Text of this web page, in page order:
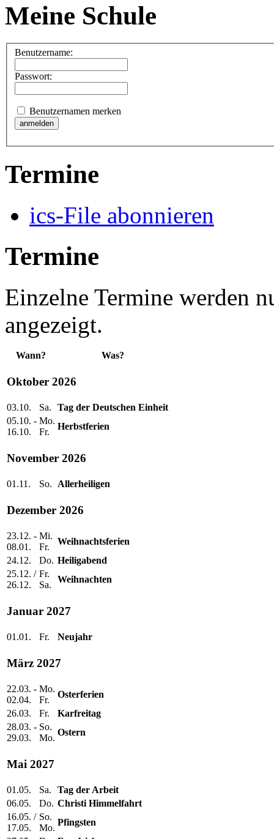
Meine Schule
Benutzername:
Passwort:
Benutzernamen merken
Termine
ics-File abonnieren
Termine
Einzelne Termine werden
angezeigt.
Wann? Was?
Oktober 2026
03.10. Sa.
Tag der Deutschen Einheit
05.10. -
16.10.
Mo.
Fr.
Herbstferien
November 2026
01.11. So. Allerheiligen
Dezember 2026
23.12. -
08.01.
Mi.
Fr.
Weihnachtsferien
24.12.
Do. Heiligabend
25.12. /
26.12.
Fr.
Sa.
Weihnachten
Januar 2027
01.01. Fr. Neujahr
März 2027
22.03. -
02.04.
Mo.
Fr.
Osterferien
26.03.
Fr.
Karfreitag
28.03. -
29.03.
So.
Mo.
Ostern
Mai 2027
01.05. Sa.
Tag der Arbeit
06.05.
Do. Christi Himmelfahrt
16.05. /
17.05.
So.
Mo.
Pfingsten